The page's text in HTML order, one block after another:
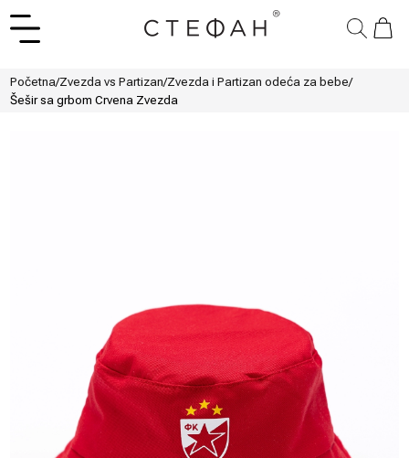
Početna/Zvezda vs Partizan/Zvezda i Partizan odeća za bebe/
Šešir sa grbom Crvena Zvezda